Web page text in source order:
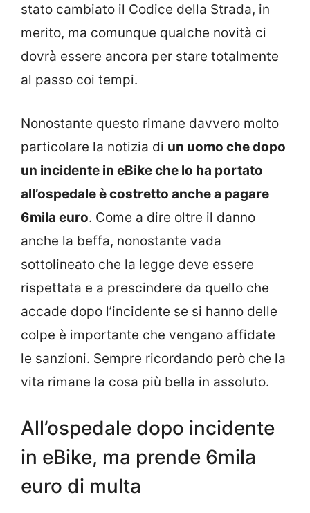
stato cambiato il Codice della Strada, in
merito, ma comunque qualche novità ci
dovrà essere ancora per stare totalmente
al passo coi tempi.
Nonostante questo rimane davvero molto
particolare la notizia di un uomo che dopo
un incidente in eBike che lo ha portato
all’ospedale è costretto anche a pagare
6mila euro. Come a dire oltre il danno
anche la beffa, nonostante vada
sottolineato che la legge deve essere
rispettata e a prescindere da quello che
accade dopo l’incidente se si hanno delle
colpe è importante che vengano affidate
le sanzioni. Sempre ricordando però che la
vita rimane la cosa più bella in assoluto.
All’ospedale dopo incidente
in eBike, ma prende 6mila
euro di multa